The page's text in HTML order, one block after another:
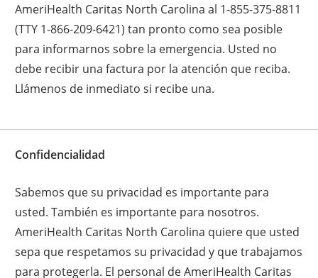
AmeriHealth Caritas North Carolina al 1-855-375-8811
(TTY 1-866-209-6421) tan pronto como sea posible
para informarnos sobre la emergencia. Usted no
debe recibir una factura por la atención que reciba.
Llámenos de inmediato si recibe una.
Confidencialidad
Sabemos que su privacidad es importante para
usted. También es importante para nosotros.
AmeriHealth Caritas North Carolina quiere que usted
sepa que respetamos su privacidad y que trabajamos
para protegerla. El personal de AmeriHealth Caritas